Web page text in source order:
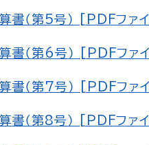
（第5号） [PDFファ
（第6号） [PDFファ
書（第7号） [PDFファ
（第8号） [PDFファ